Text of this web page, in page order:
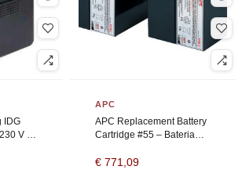
IDG
V –
de
APC
APC Replacement Battery
Cartridge #55 – Bateria
2 células – preto
€ 771,09